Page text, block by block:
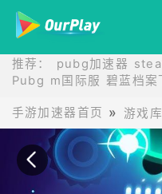
推荐： pubg加速器
Pubg m国际服 碧蓝档案
手游加速器首页 游戏库